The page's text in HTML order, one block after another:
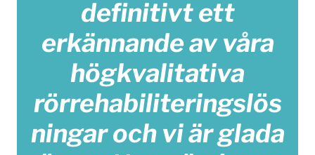
definitivt ett
erkännande av våra
högkvalitativa
rörrehabiliteringslös
ningar och vi är glada